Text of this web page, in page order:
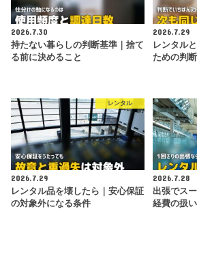
2026.7.30
持たない暮らしの判断基準｜捨て
る前に決めること
2026.7.29
レンタル
ための判
レンタル
2026.7.29
レンタル品を壊したら｜安心保証
の対象外になる条件
2026.7.28
出張でス
経費の扱